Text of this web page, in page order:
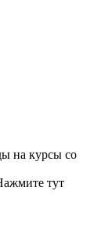
на курсы со
тут